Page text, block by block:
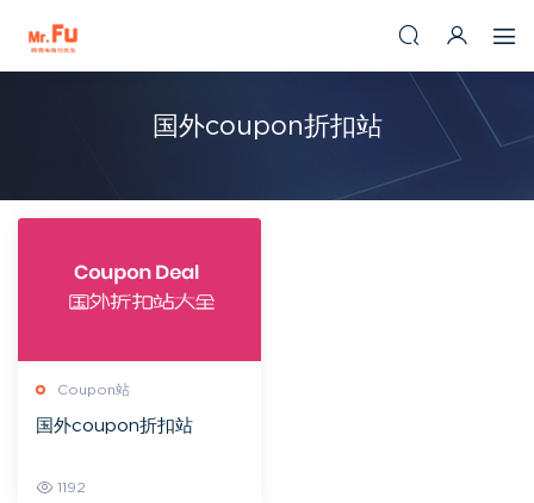
国外coupon折扣站
Coupon站
国外coupon折扣站
1192